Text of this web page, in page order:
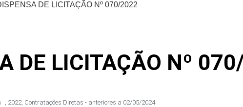
DE LICITAÇÃO Nº 070/2022
DE LICITAÇÃO Nº
, 2022, Contratações Diretas - anteriores a 02/05/2024